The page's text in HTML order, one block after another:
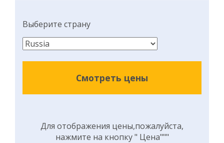
Выберите страну
Смотреть цены
Для отображения цены,пожалуйста,
нажмите на кнопку " Цена"""